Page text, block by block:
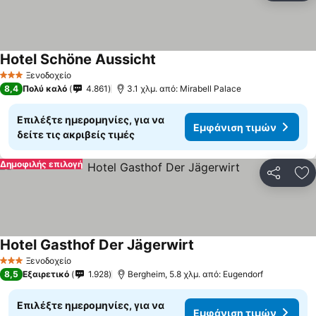
3 ΑστέριαΞενοδοχείο
Hotel Schöne Aussicht
8,4 Πολύ καλό 4.861 3.1 χλμ. από: Mirabell Palace
Επιλέξτε ημερομηνίες, για να
δείτε τις ακριβείς τιμές
Εμφάνιση τιμών
Δημοφιλής επιλογή
3 ΑστέριαΞενοδοχείο
Hotel Gasthof Der Jägerwirt
8,5 Εξαιρετικό 1.928 Bergheim, 5.8 χλμ. από: Eugendorf
Επιλέξτε ημερομηνίες, για να
Εμφάνιση τιμών